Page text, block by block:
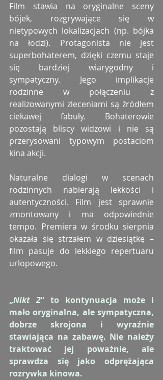
Film stawia na oryginalne sceny
bójek, rozgrywające się w
nietypowych lokalizacjach (np. bójka
na łodzi). Protagonista nie jest
superbohaterem, dzięki czemu staje
się bardziej wiarygodny i
sympatyczny. Jego implikacje
rodzinne w połączeniu z
realizowanymi zleceniami są źródłem
ciekawej fabuły. Bohaterowie
pozostają bliscy widzowi i nie są
przerysowani typowym postaciom
kina akcji.
Naturalne dialogi w scenach
rodzinnych nabierają lekkości i
autentyczności. Film jest sprawnie
zmontowany i ma odpowiednie
tempo. Premiera w środku sierpnia
okazała się strzałem w dziesiątkę –
film pasuje do lekkiego repertuaru
urlopowego.
„Nikt 2” to kontynuacja może i
mało oryginalna, ale sympatyczna,
dobrze skrojona i wyraźnie
stawiająca na zabawę. Nie należy
traktować jej poważnie, ale
sprawdza się jako odprężająca
rozrywka kinowa.